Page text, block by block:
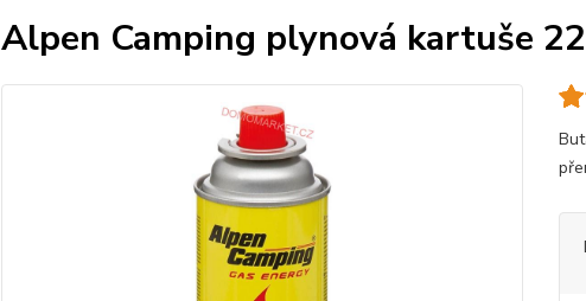
Alpen Camping plynová kartuše